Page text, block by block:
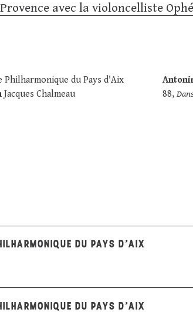
avec la violoncelliste
Philharmonique du Pays d'Aix
Jacques Chalmeau
88,
DU PAYS D'AIX
DU PAYS D'AIX